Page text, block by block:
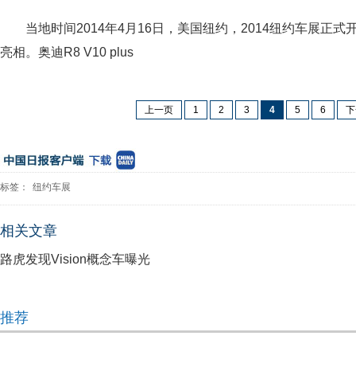
当地时间2014年4月16日，美国纽约，2014纽约车展正式
亮相。奥迪R8 V10 plus
上一页 1 2 3 4 5 6
标签： 纽约车展
相关文章
路虎发现Vision概念车曝光
推荐